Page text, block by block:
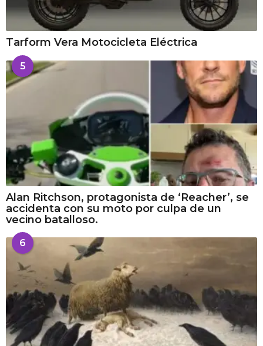
Tarform Vera Motocicleta Eléctrica
5
Alan Ritchson, protagonista de ‘Reacher’, se
accidenta con su moto por culpa de un
vecino batalloso.
6